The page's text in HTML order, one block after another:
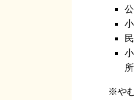
※やむを